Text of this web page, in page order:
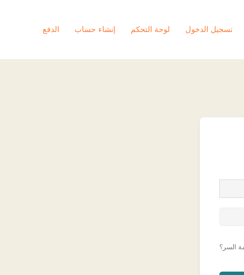
تسجيل الدخول لوحة التحكم إنشاء حساب الدفع
السر؟